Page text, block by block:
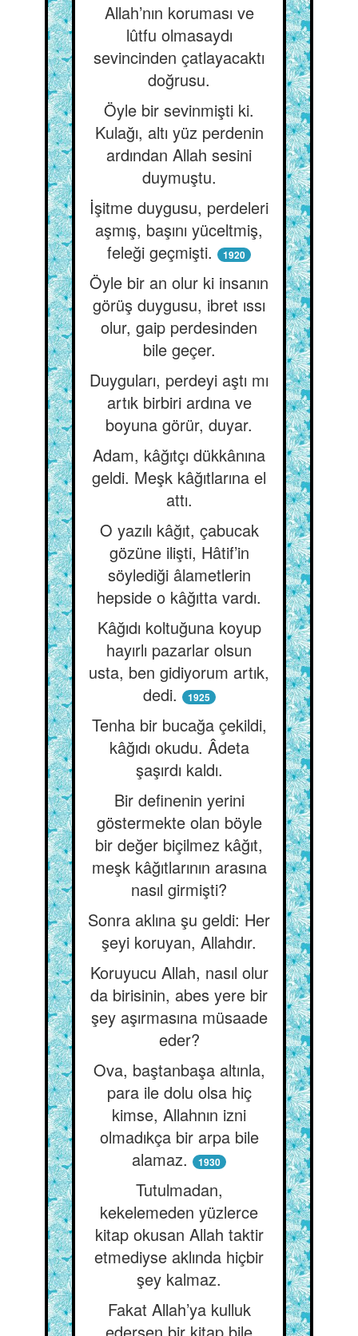
Allah’nın koruması ve
lûtfu olmasaydı
sevincinden çatlayacaktı
doğrusu.
Öyle bir sevinmişti ki.
Kulağı, altı yüz perdenin
ardından Allah sesini
duymuştu.
İşitme duygusu, perdeleri
aşmış, başını yüceltmiş,
feleği geçmişti.
1920
Öyle bir an olur ki insanın
görüş duygusu, ibret ıssı
olur, gaip perdesinden
bile geçer.
Duyguları, perdeyi aştı mı
artık birbiri ardına ve
boyuna görür, duyar.
Adam, kâğıtçı dükkânına
geldi. Meşk kâğıtlarına el
attı.
O yazılı kâğıt, çabucak
gözüne ilişti, Hâtif’in
söylediği âlametlerin
hepside o kâğıtta vardı.
Kâğıdı koltuğuna koyup
hayırlı pazarlar olsun
usta, ben gidiyorum artık,
dedi.
1925
Tenha bir bucağa çekildi,
kâğıdı okudu. Âdeta
şaşırdı kaldı.
Bir definenin yerini
göstermekte olan böyle
bir değer biçilmez kâğıt,
meşk kâğıtlarının arasına
nasıl girmişti?
Sonra aklına şu geldi: Her
şeyi koruyan, Allahdır.
Koruyucu Allah, nasıl olur
da birisinin, abes yere bir
şey aşırmasına müsaade
eder?
Ova, baştanbaşa altınla,
para ile dolu olsa hiç
kimse, Allahnın izni
olmadıkça bir arpa bile
alamaz.
1930
Tutulmadan,
kekelemeden yüzlerce
kitap okusan Allah taktir
etmediyse aklında hiçbir
şey kalmaz.
Fakat Allah’ya kulluk